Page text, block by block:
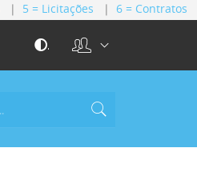
| 5 = Licitações | 6 = Contratos
.